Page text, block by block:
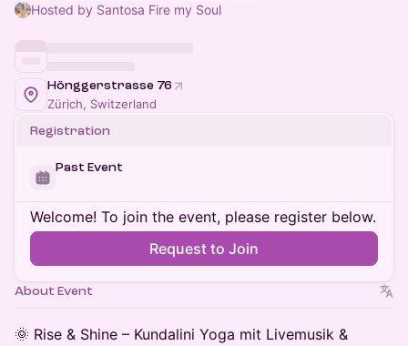
Hosted by Santosa Fire my Soul
Hönggerstrasse 76
Zürich, Switzerland
Registration
Past Event
Welcome! To join the event, please register below.
Request to Join
About Event
🌞 Rise & Shine – Kundalini Yoga mit Livemusik &